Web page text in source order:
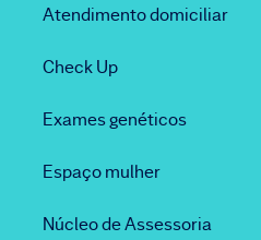
Atendimento domiciliar
Check Up
Exames genéticos
Espaço mulher
Núcleo de Assessoria